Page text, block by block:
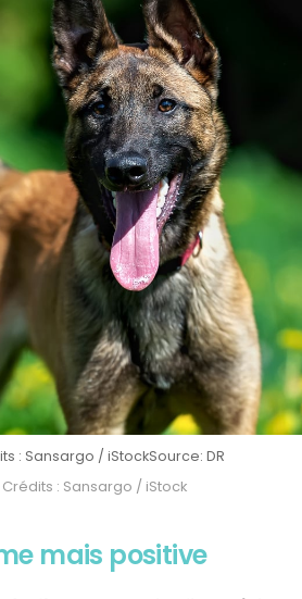
: Sansargo / iStockSource: DR
Crédits : Sansargo / iStock
mais positive